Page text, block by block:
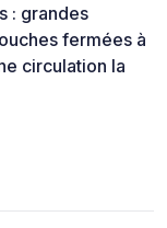
: grandes
fermées à
circulation la